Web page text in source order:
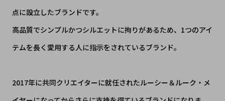
点に設立したブランドです。
高品質でシンプルかつシルエットに拘りがあるため、1つのアイ
テムを長く愛用する人に指示をされているブランド。
2017年に共同クリエイターに就任されたルーシー＆ルーク・メ